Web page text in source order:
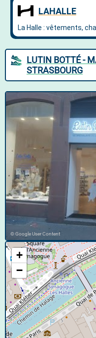
LUTIN BOTTÉ -
STRASBOURG
© Google User Content
+
−